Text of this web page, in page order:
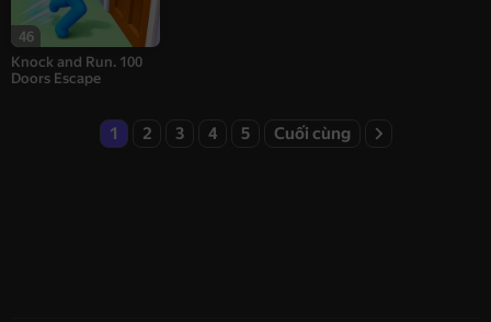
46
Knock and Run. 100
Doors Escape
1 2 3 4 5 Cuối cùng